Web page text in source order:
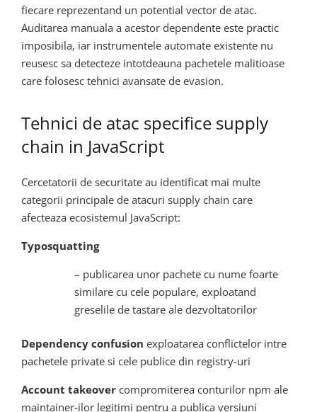
fiecare reprezentand un potential vector de atac.
Auditarea manuala a acestor dependente este practic
imposibila, iar instrumentele automate existente nu
reusesc sa detecteze intotdeauna pachetele malitioase
care folosesc tehnici avansate de evasion.
Tehnici de atac specifice supply
chain in JavaScript
Cercetatorii de securitate au identificat mai multe
categorii principale de atacuri supply chain care
afecteaza ecosistemul JavaScript:
Typosquatting
– publicarea unor pachete cu nume foarte
similare cu cele populare, exploatand
greselile de tastare ale dezvoltatorilor
Dependency confusion exploatarea conflictelor intre
pachetele private si cele publice din registry-uri
Account takeover compromiterea conturilor npm ale
maintainer-ilor legitimi pentru a publica versiuni